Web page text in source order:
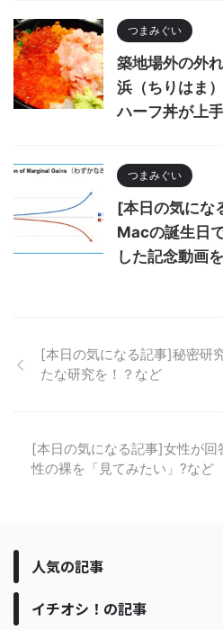
つまみぐい
築地場外の外
浜（ちりはま
ハーフ丼が上手
つまみぐい
[本日の気にな
Macの誕生日
した記念動画
[本日の気になる記事]秘密研
たな研究を！？など
[本日の気になる記事]女性が回
性の裸を「見てみたい」?など
人気の記事
イチオシ！の記事